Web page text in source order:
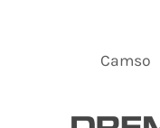
Camso